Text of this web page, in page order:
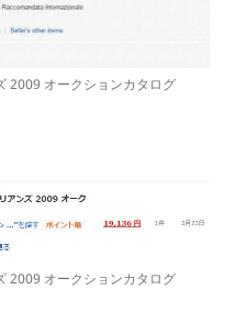
2009 オークションカタログ
2009 オークションカタログ